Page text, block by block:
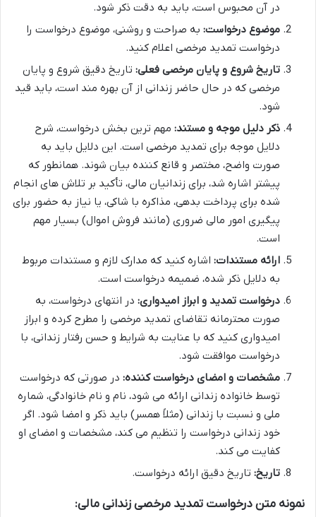
در آن محبوس است، باید به دقت ذکر شود.
موضوع درخواست: به صراحت و روشنی، موضوع درخواست را
درخواست تمدید مرخصی اعلام کنید.
تاریخ شروع و پایان مرخصی فعلی: تاریخ دقیق شروع و پایان
مرخصی که در حال حاضر زندانی از آن بهره مند است، باید قید
شود.
ذکر دلیل موجه و مستند: مهم ترین بخش درخواست، شرح
دلایل موجه برای تمدید مرخصی است. این دلایل باید به
صورت واضح، مختصر و قانع کننده بیان شوند. همانطور که
پیشتر اشاره شد، برای زندانیان مالی، تأکید بر تلاش های انجام
شده برای پرداخت بدهی، مذاکره با شاکی، یا نیاز به حضور برای
پیگیری امور مالی ضروری (مانند فروش اموال) بسیار مهم
است.
ارائه مستندات: اشاره کنید که مدارک لازم و مستندات مربوط
به دلایل ذکر شده، ضمیمه درخواست است.
درخواست تمدید و ابراز امیدواری: در انتهای درخواست، به
صورت محترمانه تقاضای تمدید مرخصی را مطرح کرده و ابراز
امیدواری کنید که با عنایت به شرایط و حسن رفتار زندانی، با
درخواست موافقت شود.
مشخصات و امضای درخواست کننده: در صورتی که درخواست
توسط خانواده زندانی ارائه می شود، نام و نام خانوادگی، شماره
ملی و نسبت با زندانی (مثلاً همسر) باید ذکر و امضا شود. اگر
خود زندانی درخواست را تنظیم می کند، مشخصات و امضای او
کفایت می کند.
تاریخ: تاریخ دقیق ارائه درخواست.
نمونه متن درخواست تمدید مرخصی زندانی مالی: